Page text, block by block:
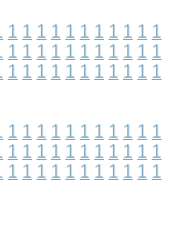
1 1 1 1 1 1 1 1 1 1 1
1 1 1 1 1 1 1 1 1 1 1
1 1 1 1 1 1 1 1 1 1 1
1 1 1 1 1 1 1 1 1 1 1
1 1 1 1 1 1 1 1 1 1 1
1 1 1 1 1 1 1 1 1 1 1